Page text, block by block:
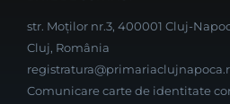
str. Moților nr.3, 400001 Cluj-
Cluj, România
Comunicare carte de identitate